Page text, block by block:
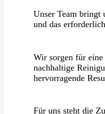
Unser Team bringt
und das
Wir sorgen für
nachhaltige
hervorragende
Für uns steht die